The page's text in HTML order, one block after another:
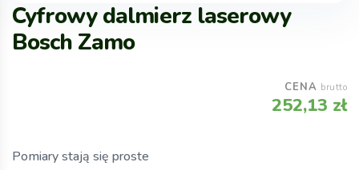
Cyfrowy dalmierz laserowy
Bosch Zamo
CENA brutto
252,13 zł
Pomiary stają się proste